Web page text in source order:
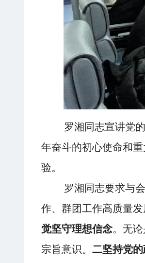
罗湘同志宣讲党
年奋斗的初心使命和
验。
罗湘同志要求与
作、群团工作高质量
觉坚守理想信念。无
宗旨意识。 二坚持党